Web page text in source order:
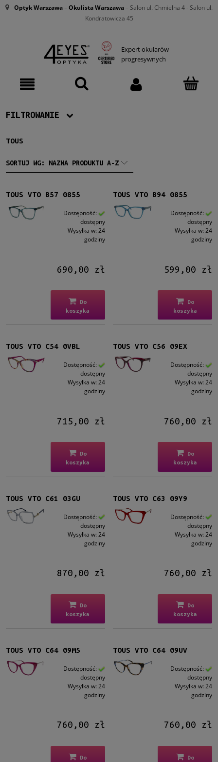
Optyk Warszawa–Okulista Warszawa– Salon ul. Chmielna 4 - Salon ul.
Kondratowicza 45
Expert okularów
progresywnych
FILTROWANIE
Producent
Tous (14)
Damskie (14)
Kształt
(5)
Czerwony/Bordowy
więcej
Materiał
Cena
Filtruj
nie (14)
TOUS
SORTUJ WG: NAZWA PRODUKTU A-Z
TOUS VTO B57 0855
Dostępność:
dostępny
Wysyłka w: 24
godziny
690,00 zł
Do
koszyka
TOUS VTO B94 0855
Dostępność:
dostępny
Wysyłka w: 24
godziny
599,00 zł
Do
koszyka
TOUS VTO C54 0VBL
Dostępność:
dostępny
Wysyłka w: 24
godziny
715,00 zł
Do
koszyka
TOUS VTO C56 09EX
Dostępność:
dostępny
Wysyłka w: 24
godziny
760,00 zł
Do
koszyka
TOUS VTO C61 03GU
Dostępność:
dostępny
Wysyłka w: 24
godziny
870,00 zł
Do
koszyka
TOUS VTO C63 09Y9
Dostępność:
dostępny
Wysyłka w: 24
godziny
760,00 zł
Do
koszyka
TOUS VTO C64 09M5
Dostępność:
dostępny
Wysyłka w: 24
godziny
760,00 zł
Do
TOUS VTO C64 09UV
Dostępność:
dostępny
Wysyłka w: 24
godziny
760,00 zł
Do